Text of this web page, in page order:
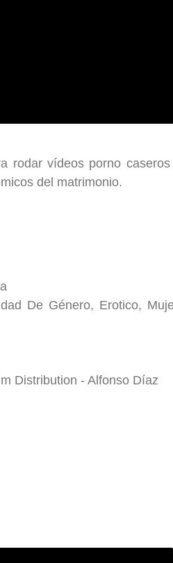
rodar vídeos porno
del matrimonio.
De Género, Erotico,
Distribution - Alfonso Díaz